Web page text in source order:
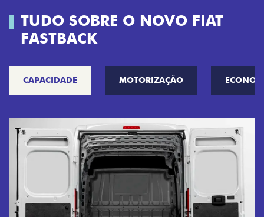
TUDO SOBRE O NOVO FIAT
FASTBACK
CAPACIDADE MOTORIZAÇÃO